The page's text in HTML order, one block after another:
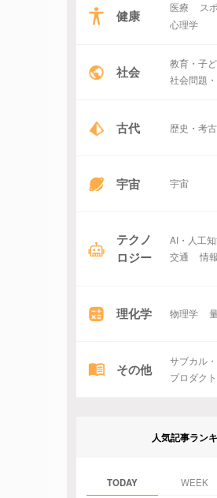
健康 医療 ス
心理学
社会
教育・子
社会問題
古代 歴史・考
宇宙 宇宙
テクノ
ロジー
AI・人工
交通
情
理化学 物理学
その他 サブカル
プロダクト
人気記事ラン
TODAY WEEK